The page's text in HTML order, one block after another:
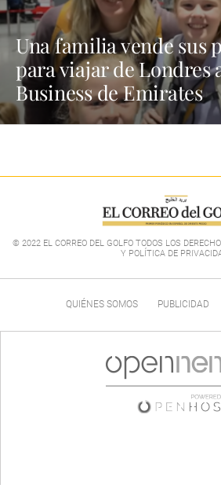
Una familia vende sus
para viajar de Londres
Business de Emirates
© 2022 EL CORREO DEL GOLFO TODOS LOS
Y POLÍTICA DE
QUIÉNES SOMOS PUBLICIDAD